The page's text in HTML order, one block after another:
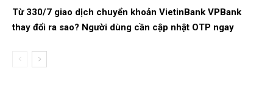
Từ 330/7 giao dịch chuyển khoản VietinBank VPBank
thay đổi ra sao? Người dùng cần cập nhật OTP ngay